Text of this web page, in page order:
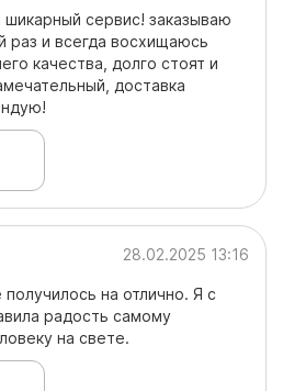
сервис! заказываю
и всегда восхищаюсь
качества, долго стоят и
доставка
28.02.2025 13:16
на отлично. Я с
радость самому
на свете.